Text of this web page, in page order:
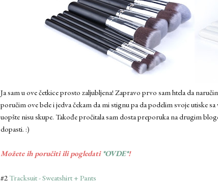
Ja sam u ove četkice prosto zaljubljena! Zapravo prvo sam htela da
poručim ove bele i jedva čekam da mi stignu pa da podelim svoje utiske
uopšte nisu skupe. Takođe pročitala sam dosta preporuka na drugim
dopasti. :)
Možete ih poručiti ili pogledati *OVDE*!
#2 Tracksuit - Sweatshirt + Pants